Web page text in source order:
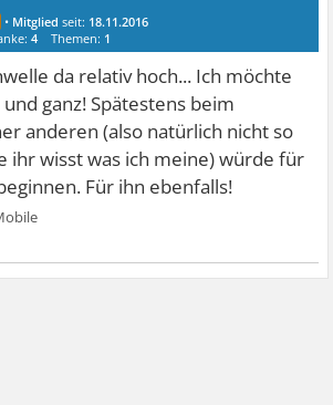
• Mitglied seit: 18.11.2016
4 Themen: 1
da relativ hoch... Ich möchte
ganz! Spätestens beim
anderen (also natürlich nicht so
ihr wisst was ich meine) würde für
Für ihn ebenfalls!